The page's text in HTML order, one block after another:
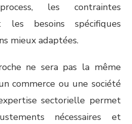
les contraintes
les besoins spécifiques
mieux adaptées.
ne sera pas la même
commerce ou une société
sectorielle permet
nécessaires et